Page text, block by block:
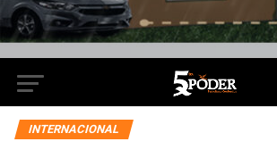
INTERNACIONAL